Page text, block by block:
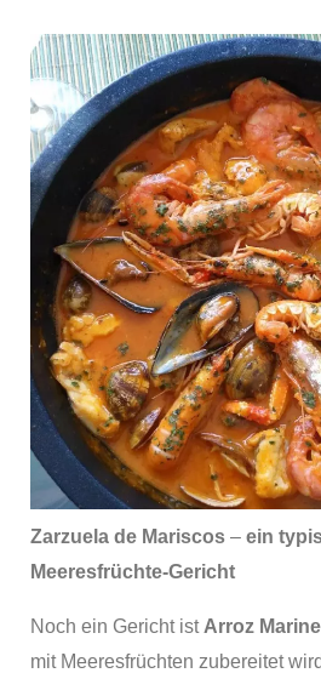
Zarzuela de Mariscos – ein
Meeresfrüchte-Gericht
Noch ein Gericht ist Arroz
mit Meeresfrüchten zubereitet